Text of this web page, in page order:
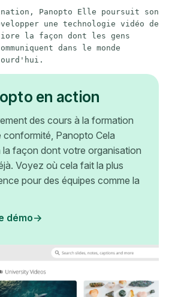
Panopto Elle poursuit son
une technologie vidéo de
la façon dont les gens
dans le monde
en action
des cours à la formation
conformité, Panopto Cela
la façon dont votre organisation
Voyez où cela fait la plus
pour des équipes comme la
démo